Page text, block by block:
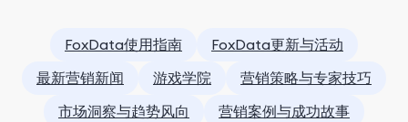
FoxData使用指南
FoxData更新与活动
最新营销新闻
游戏学院
营销策略与专家技巧
市场洞察与趋势风向
营销案例与成功故事